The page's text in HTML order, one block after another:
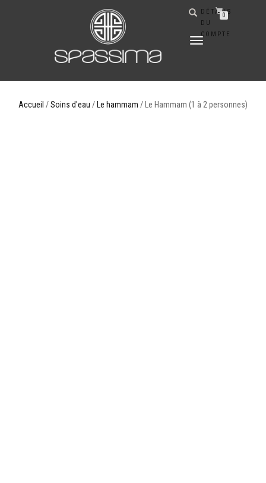
DÉPLIER
DÉTAILS
DU
COMPTE
0
Accueil /Soins d'eau / Le hammam / Le Hammam (1 à 2 personnes)